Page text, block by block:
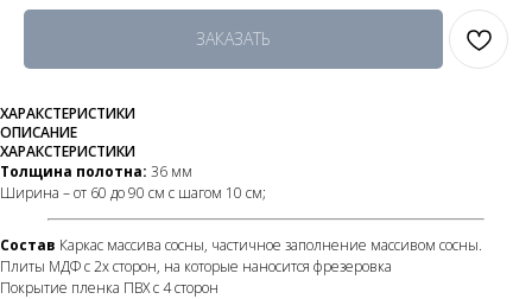
ЗАКАЗАТЬ
ХАРАКСТЕРИСТИКИ
ОПИСАНИЕ
ХАРАКСТЕРИСТИКИ
Толщина полотна: 36 мм
Ширина – от 60 до 90 см с шагом 10 см;
Состав Каркас массива сосны, частичное заполнение массивом сосны.
Плиты МДФ с 2х сторон, на которые наносится фрезеровка
Покрытие пленка ПВХ с 4 сторон